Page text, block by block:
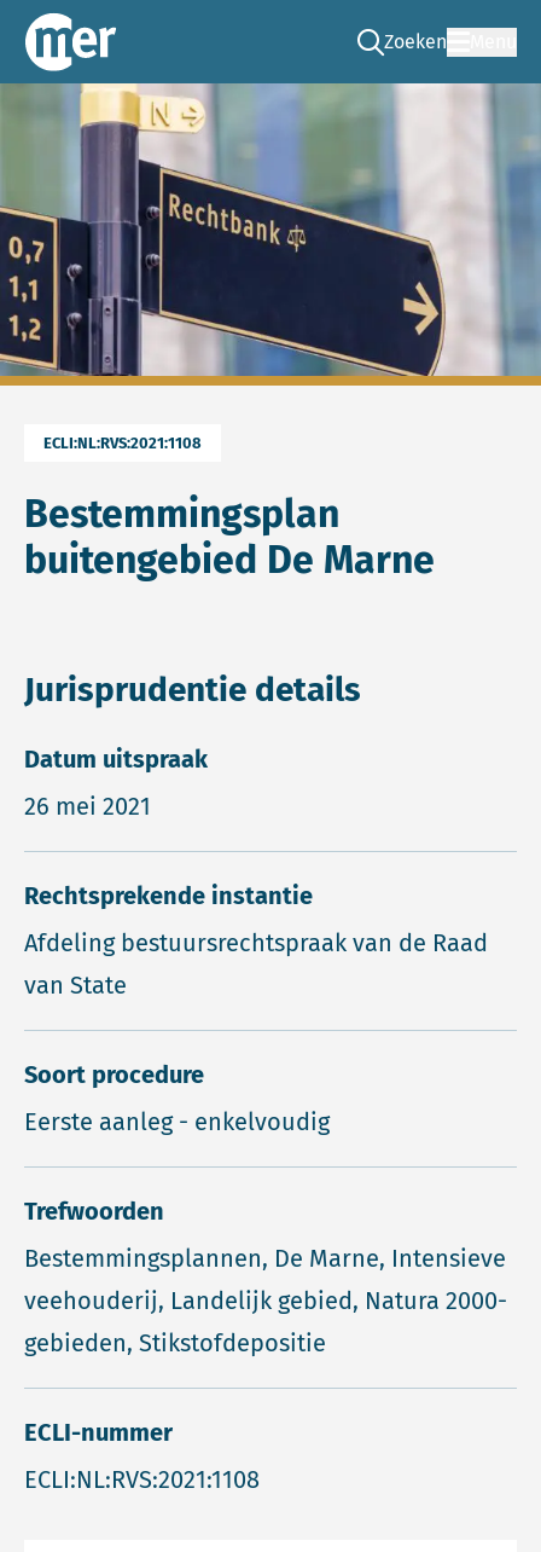
Commissie mer
Zoeken
Ga naar de zoek
ECLI:NL:RVS:2021:1108
Bestemmingsplan
buitengebied De Marne
Jurisprudentie details
Datum uitspraak
26 mei 2021
Rechtsprekende instantie
Afdeling bestuursrechtspraak van de Raad
van State
Soort procedure
Eerste aanleg - enkelvoudig
Trefwoorden
Bestemmingsplannen, De Marne, Intensieve
veehouderij, Landelijk gebied, Natura 2000-
gebieden, Stikstofdepositie
ECLI-nummer
ECLI:NL:RVS:2021:1108